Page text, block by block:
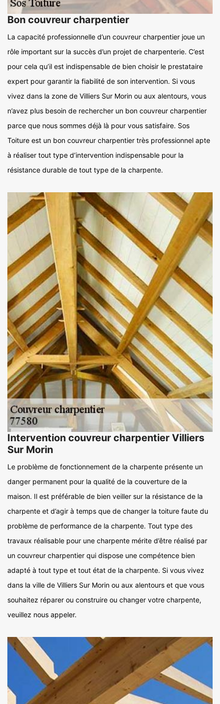
Bon couvreur charpentier
La capacité professionnelle d’un couvreur charpentier joue un
rôle important sur la succès d’un projet de charpenterie. C’est
pour cela qu’il est indispensable de bien choisir le prestataire
expert pour garantir la fiabilité de son intervention. Si vous
vivez dans la zone de Villiers Sur Morin ou aux alentours, vous
n’avez plus besoin de rechercher un bon couvreur charpentier
parce que nous sommes déjà là pour vous satisfaire. Sos
Toiture est un bon couvreur charpentier très professionnel apte
à réaliser tout type d’intervention indispensable pour la
résistance durable de tout type de la charpente.
Intervention couvreur charpentier Villiers
Sur Morin
Le problème de fonctionnement de la charpente présente un
danger permanent pour la qualité de la couverture de la
maison. Il est préférable de bien veiller sur la résistance de la
charpente et d’agir à temps que de changer la toiture faute du
problème de performance de la charpente. Tout type des
travaux réalisable pour une charpente mérite d’être réalisé par
un couvreur charpentier qui dispose une compétence bien
adapté à tout type et tout état de la charpente. Si vous vivez
dans la ville de Villiers Sur Morin ou aux alentours et que vous
souhaitez réparer ou construire ou changer votre charpente,
veuillez nous appeler.